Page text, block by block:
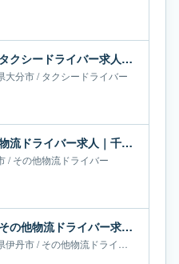
日豊光タクシー株式会社のタクシードライバー求人｜大分県大分市｜月給36万-68万円
大分市/タクシードライバー
永井産業株式会社のその他物流ドライバー求人｜千葉県市原市｜月給63万-68万円
/その他物流ドライバー
有限会社京都カーゴ大阪のその他物流ドライバー求人｜兵庫県伊丹市｜月給65万-66万円
伊丹市/その他物流ドライバー